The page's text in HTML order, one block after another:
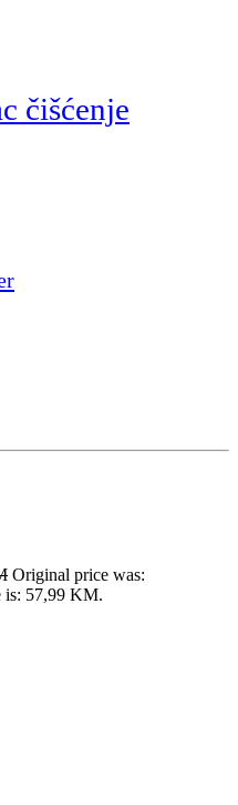
čišćenje
Original price was:
is: 57,99 KM.